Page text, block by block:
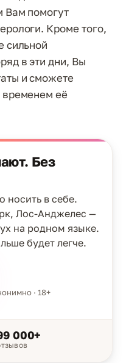
Вам помогут
Кроме того,
сильной
в эти дни, Вы
и сможете
временем её
Без
носить в себе.
Лос-Анджелес —
на родном языке.
будет легче.
· 18+
000+